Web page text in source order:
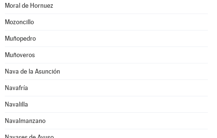
Moral de Hornuez
Mozoncillo
Muñopedro
Muñoveros
Nava de la Asunción
Navafría
Navalilla
Navalmanzano